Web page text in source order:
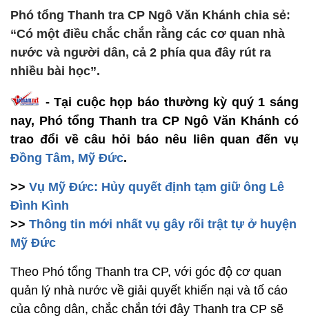
Phó tổng Thanh tra CP Ngô Văn Khánh chia sẻ:
“Có một điều chắc chắn rằng các cơ quan nhà
nước và người dân, cả 2 phía qua đây rút ra
nhiều bài học”.
-Tại cuộc họp báo thường kỳ quý 1 sáng
nay, Phó tổng Thanh tra CP Ngô Văn Khánh có
trao đổi về câu hỏi báo nêu liên quan đến vụ
Đồng Tâm, Mỹ Đức.
>> Vụ Mỹ Đức: Hủy quyết định tạm giữ ông Lê
Đình Kình
>> Thông tin mới nhất vụ gây rối trật tự ở huyện
Mỹ Đức
Theo Phó tổng Thanh tra CP, với góc độ cơ quan
quản lý nhà nước về giải quyết khiến nại và tố cáo
của công dân, chắc chắn tới đây Thanh tra CP sẽ